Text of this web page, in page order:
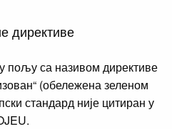
директиве
са називом директиве
(обележена зеленом
стандард није цитиран у